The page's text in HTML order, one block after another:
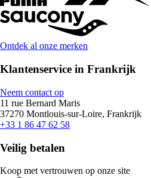
Ontdek al onze merken
Klantenservice in Frankrijk
Neem contact op
11 rue Bernard Maris
37270 Montlouis-sur-Loire, Frankrijk
+33 1 86 47 62 58
Veilig betalen
Koop met vertrouwen op onze site